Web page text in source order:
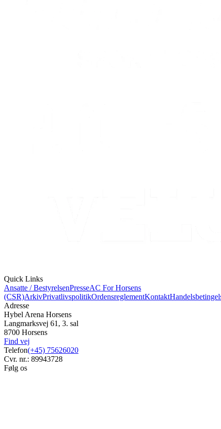
Quick Links
Ansatte / BestyrelsenPresseAC For Horsens
(CSR)ArkivPrivatlivspolitikOrdensreglementKontakt
Adresse
Hybel Arena Horsens
Langmarksvej 61, 3. sal
8700 Horsens
Find vej
Telefon(+45) 75626020
Cvr. nr.: 89943728
Følg os